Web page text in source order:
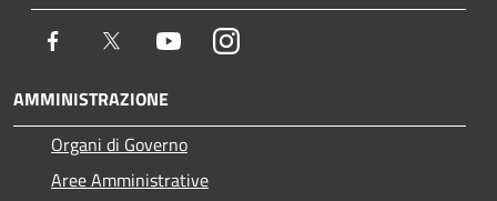
Facebook Twitter YoutubeInstagram
AMMINISTRAZIONE
Organi di Governo
Aree Amministrative